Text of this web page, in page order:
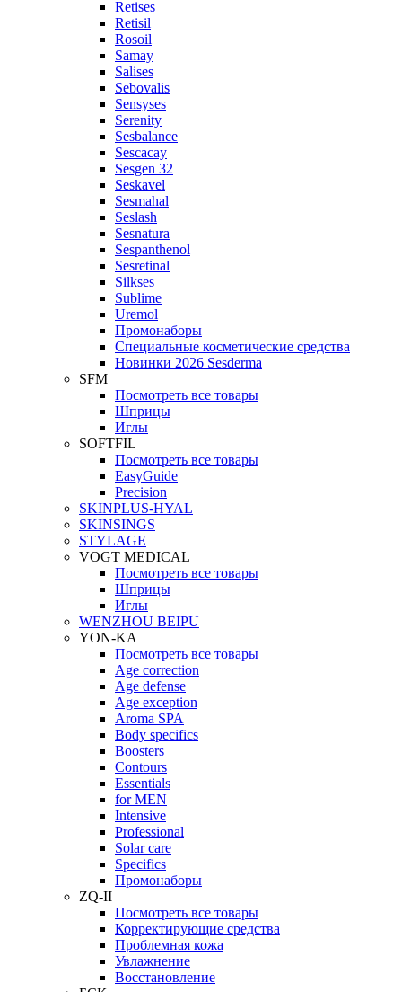
Retises
Retisil
Rosoil
Samay
Salises
Sebovalis
Sensyses
Serenity
Sesbalance
Sescacay
Sesgen 32
Seskavel
Sesmahal
Seslash
Sesnatura
Sespanthenol
Sesretinal
Silkses
Sublime
Uremol
Промонаборы
Специальные косметические средства
Новинки 2026 Sesderma
SFM
Посмотреть все товары
Шприцы
Иглы
SOFTFIL
Посмотреть все товары
EasyGuide
Precision
SKINPLUS-HYAL
SKINSINGS
STYLAGE
VOGT MEDICAL
Посмотреть все товары
Шприцы
Иглы
WENZHOU BEIPU
YON-KA
Посмотреть все товары
Age correction
Age defense
Age exception
Aroma SPA
Body specifics
Boosters
Contours
Essentials
for MEN
Intensive
Professional
Solar care
Specifics
Промонаборы
ZQ-II
Посмотреть все товары
Корректирующие средства
Проблемная кожа
Увлажнение
Восстановление